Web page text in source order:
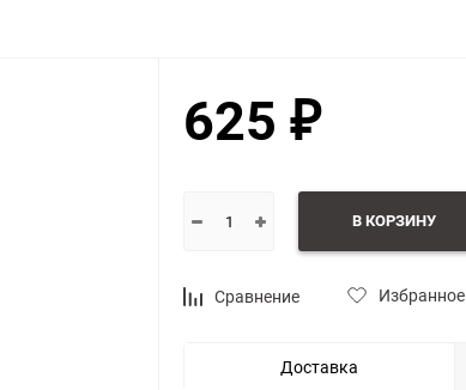
625 ₽
В КОРЗИНУ
Сравнение Избранное
Доставка